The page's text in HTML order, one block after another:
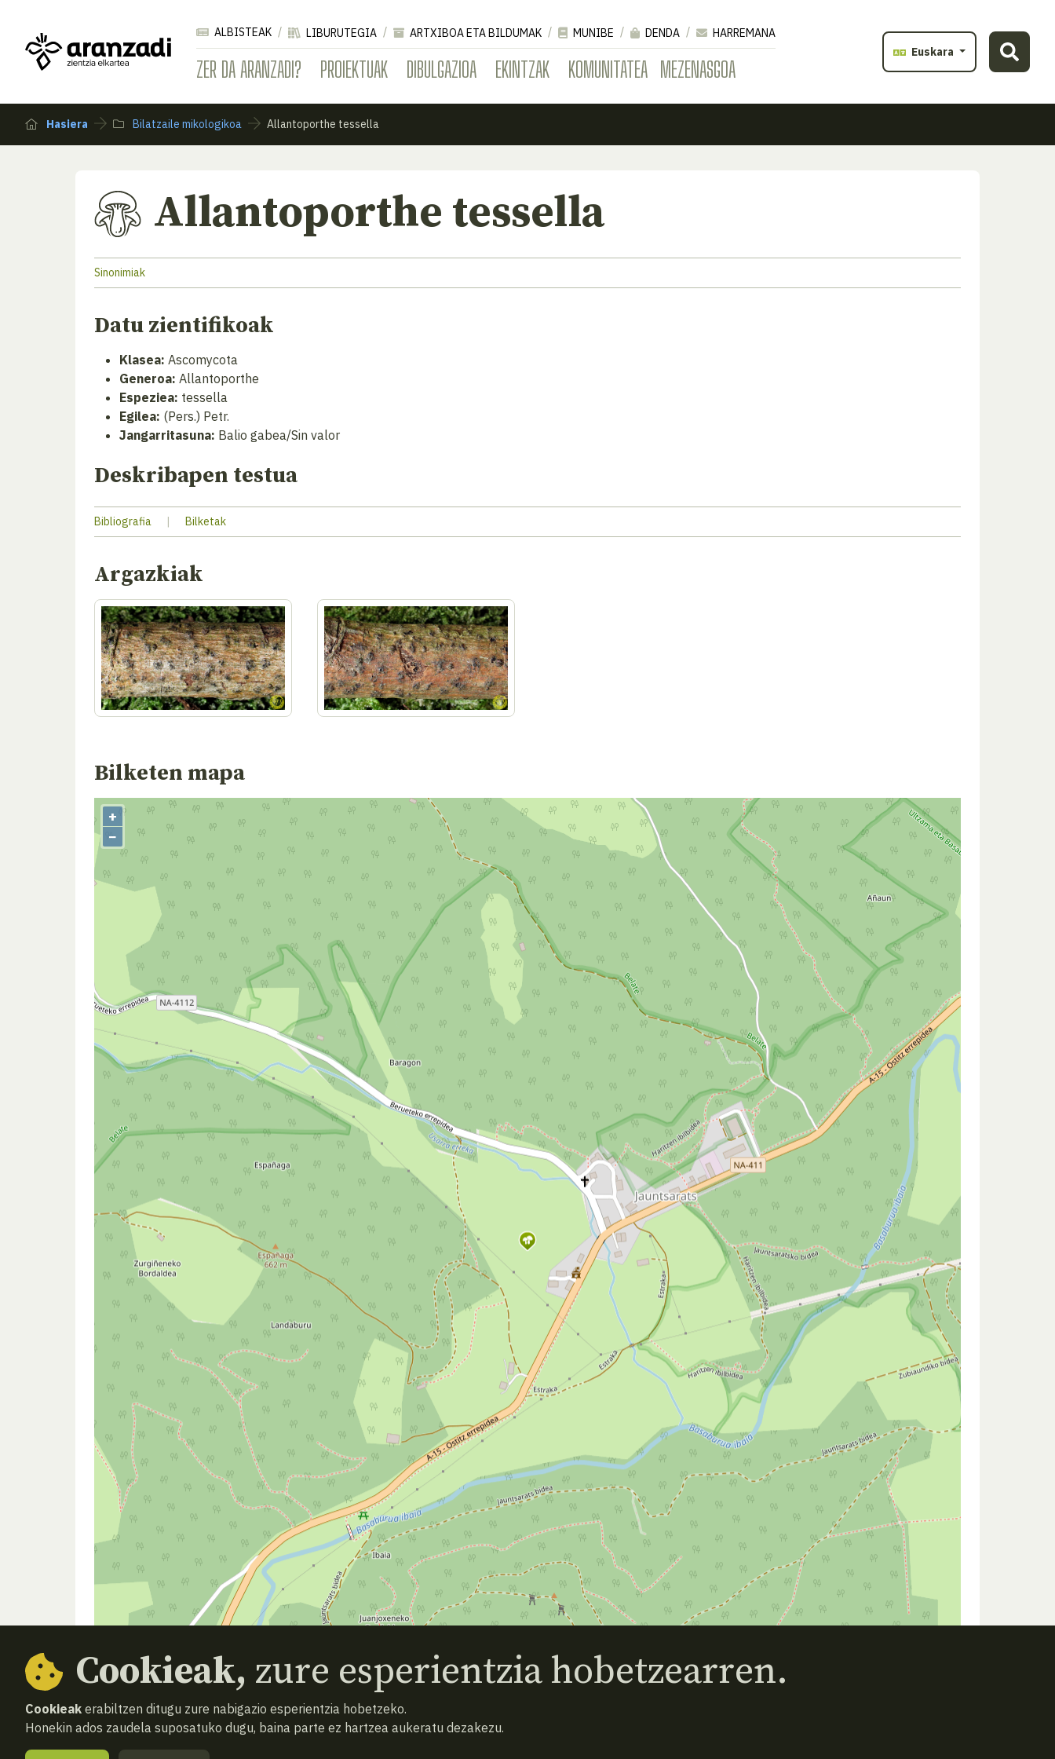
ZER DA ARANZADI? PROIEKTUAK DIBULGAZIOA EKINTZAK KOMUNITATEA MEZENASGOA
ALBISTEAK LIBURUTEGIA ARTXIBOA ETA BILDUMAK MUNIBE DENDA
HARREMANA
Euskara
Hasiera Bilatzaile mikologikoa Allantoporthe tessella
Allantoporthe tessella
Sinonimiak
Datu zientifikoak
Klasea: Ascomycota
Generoa: Allantoporthe
Espeziea: tessella
Egilea: (Pers.) Petr.
Jangarritasuna: Balio gabea/Sin valor
Deskribapen testua
Bibliografia | Bilketak
Argazkiak
Bilketen mapa
+
−
Cookieak, zure esperientzia hobetzearren.
Cookieak erabiltzen ditugu zure nabigazio esperientzia hobetzeko.
Honekin ados zaudela suposatuko dugu, baina parte ez hartzea aukeratu dezakezu.